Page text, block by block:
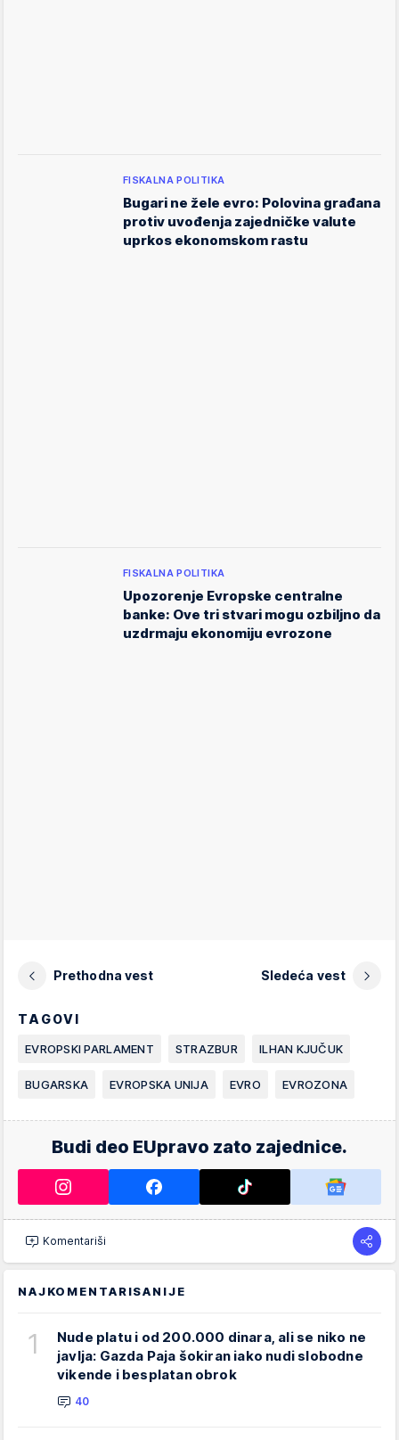
FISKALNA POLITIKA
Bugari ne žele evro: Polovina građana
protiv uvođenja zajedničke valute
uprkos ekonomskom rastu
FISKALNA POLITIKA
Upozorenje Evropske centralne
banke: Ove tri stvari mogu ozbiljno da
uzdrmaju ekonomiju evrozone
Prethodna vest Sledeća vest
TAGOVI
EVROPSKI PARLAMENT STRAZBUR ILHAN KJUČUK
BUGARSKA EVROPSKA UNIJA EVRO EVROZONA
Budi deo EUpravo zato zajednice.
Komentariši
NAJKOMENTARISANIJE
1
Nude platu i od 200.000 dinara, ali se niko ne
javlja: Gazda Paja šokiran iako nudi slobodne
vikende i besplatan obrok
40